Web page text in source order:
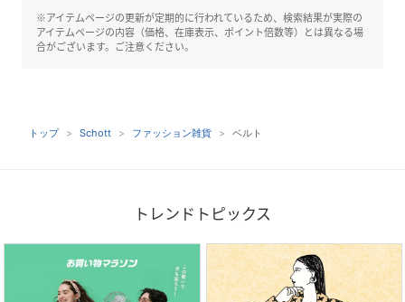
※アイテムページの更新が定期的に行われているため、検索結果が実際の
アイテムページの内容（価格、在庫表示、ポイント倍数等）とは異なる場
合がございます。ご注意ください。
トップ Schott ファッション雑貨 ベルト
トレンドトピックス